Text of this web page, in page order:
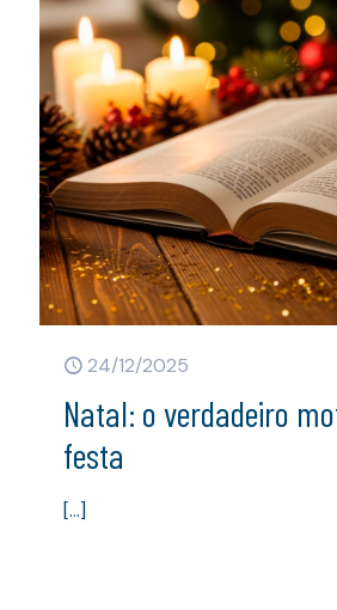
24/12/2025
Natal: o verdadeiro
festa
[…]